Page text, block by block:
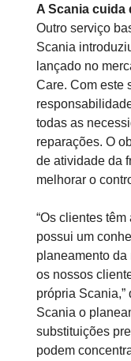
A Scania cuida
Outro serviço
Scania
lançado no
Care. Com este
todas as
reparações. O
de atividade da
melhorar o
“Os clientes
possui um
planeamento da
os nossos
própria Scania,”
Scania o
substituições
podem